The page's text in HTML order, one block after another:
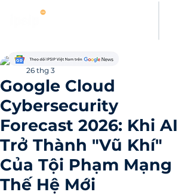
Google Cloud
Cybersecurity
Forecast 2026: Khi AI
Trở Thành "Vũ Khí"
Của Tội Phạm Mạng
Thế Hệ Mới
Thanh Hoang
26 thg 3